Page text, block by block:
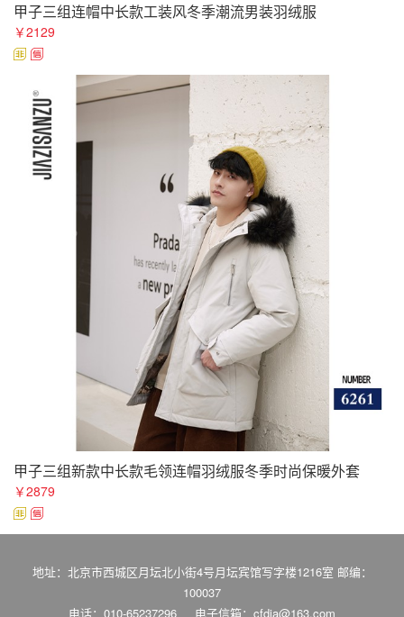
甲子三组连帽中长款工装风冬季潮流男装羽绒服
￥2129
甲子三组新款中长款毛领连帽羽绒服冬季时尚保暖外套
￥2879
地址：北京市西城区月坛北小街4号月坛宾馆写字楼1216室 邮编：
100037
电话：010-65237296
电子信箱：cfdia@163.com